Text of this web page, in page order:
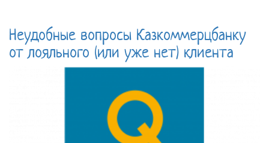
Неудобные вопросы Казкоммерцбанку
от лояльного (или уже нет) клиента